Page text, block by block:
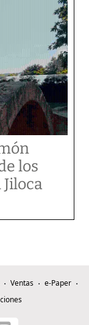
los
Ventas
e-Paper